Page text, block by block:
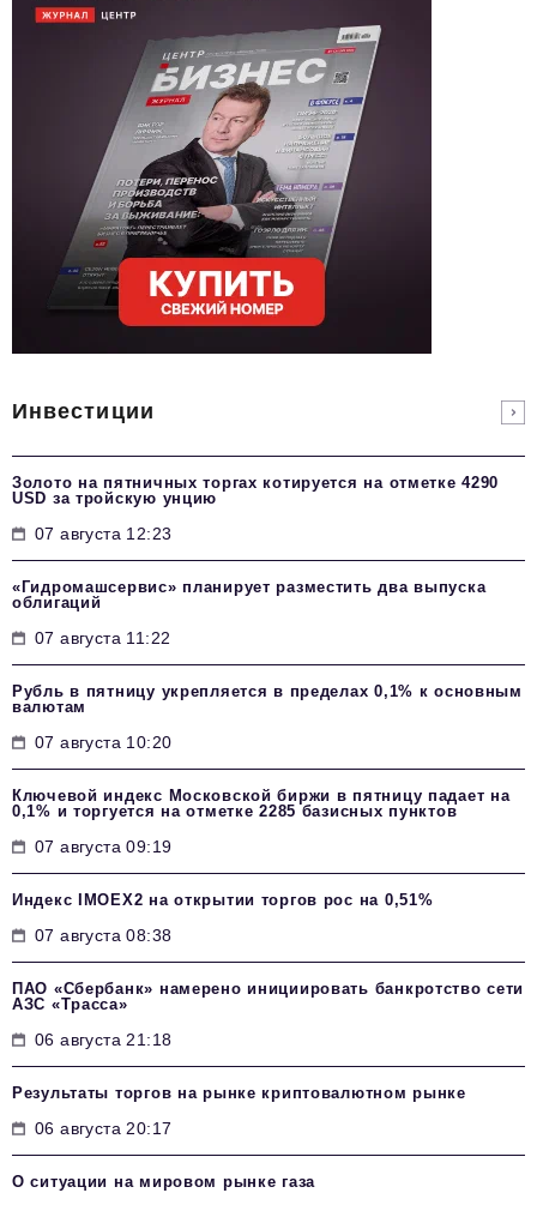
Инвестиции
Золото на пятничных торгах котируется на отметке 4290
USD за тройскую унцию
07 августа 12:23
«Гидромашсервис» планирует разместить два выпуска
облигаций
07 августа 11:22
Рубль в пятницу укрепляется в пределах 0,1% к основным
валютам
07 августа 10:20
Ключевой индекс Московской биржи в пятницу падает на
0,1% и торгуется на отметке 2285 базисных пунктов
07 августа 09:19
Индекс IMOEX2 на открытии торгов рос на 0,51%
07 августа 08:38
ПАО «Сбербанк» намерено инициировать банкротство сети
АЗС «Трасса»
06 августа 21:18
Результаты торгов на рынке криптовалютном рынке
06 августа 20:17
О ситуации на мировом рынке газа